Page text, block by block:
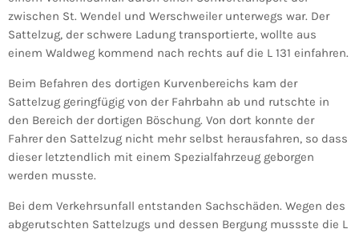
zwischen St. Wendel und Werschweiler unterwegs war. Der
Sattelzug, der schwere Ladung transportierte, wollte aus
einem Waldweg kommend nach rechts auf die L 131 einfahren.
Beim Befahren des dortigen Kurvenbereichs kam der
Sattelzug geringfügig von der Fahrbahn ab und rutschte in
den Bereich der dortigen Böschung. Von dort konnte der
Fahrer den Sattelzug nicht mehr selbst herausfahren, so dass
dieser letztendlich mit einem Spezialfahrzeug geborgen
werden musste.
Bei dem Verkehrsunfall entstanden Sachschäden. Wegen des
abgerutschten Sattelzugs und dessen Bergung mussste die L